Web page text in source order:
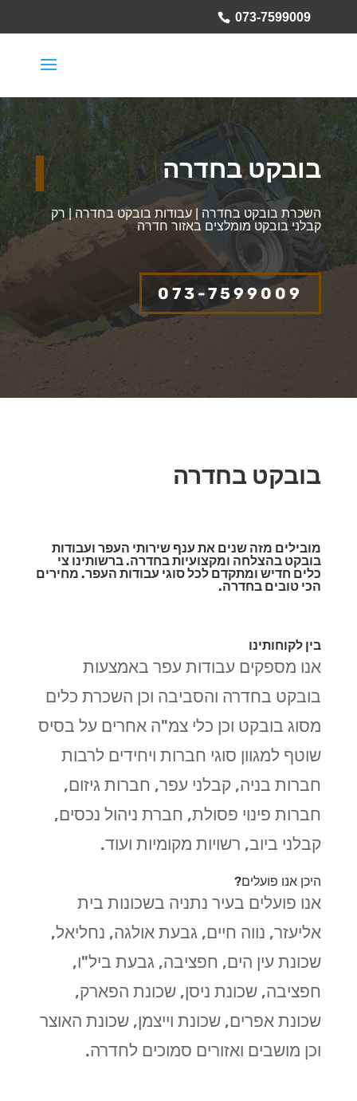
073-7599009
בובקט בחדרה
השכרת בובקט בחדרה | עבודות בובקט בחדרה | רק
קבלני בובקט מומלצים באזור חדרה
073-7599009
בובקט בחדרה
מובילים מזה שנים את ענף שירותי העפר ועבודות
בובקט בהצלחה ומקצועיות בחדרה. ברשותינו צי
כלים חדיש ומתקדם לכל סוגי עבודות העפר. מחירים
הכי טובים בחדרה.
בין לקוחותינו
אנו מספקים עבודות עפר באמצעות
בובקט בחדרה והסביבה וכן השכרת כלים
מסוג בובקט וכן כלי צמ"ה אחרים על בסיס
שוטף למגוון סוגי חברות ויחידים לרבות
חברות בניה, קבלני עפר, חברות גיזום,
חברות פינוי פסולת, חברת ניהול נכסים,
קבלני ביוב, רשויות מקומיות ועוד.
היכן אנו פועלים?
אנו פועלים בעיר נתניה בשכונות בית
אליעזר, נווה חיים, גבעת אולגה, נחליאל,
שכונת עין הים, חפציבה, גבעת ביל"ו,
חפציבה, שכונת ניסן, שכונת הפארק,
שכונת אפרים, שכונת וייצמן, שכונת האוצר
וכן מושבים ואזורים סמוכים לחדרה.